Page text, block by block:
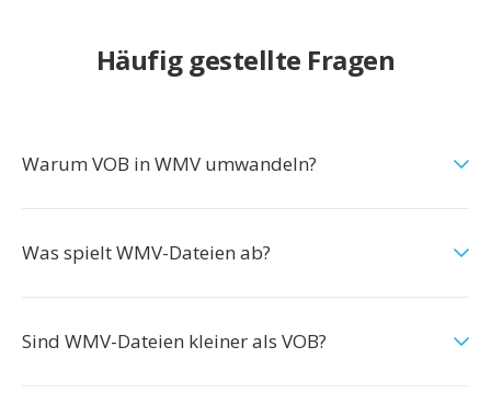
Häufig gestellte Fragen
Warum VOB in WMV umwandeln?
Was spielt WMV-Dateien ab?
Sind WMV-Dateien kleiner als VOB?